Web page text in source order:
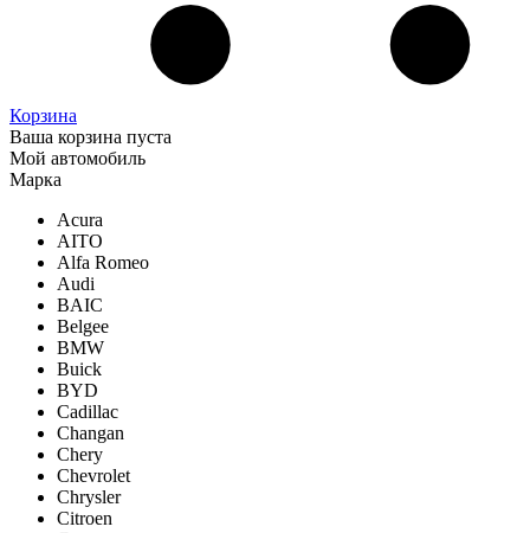
Корзина
Ваша корзина пуста
Мой автомобиль
Марка
Acura
AITO
Alfa Romeo
Audi
BAIC
Belgee
BMW
Buick
BYD
Cadillac
Changan
Chery
Chevrolet
Chrysler
Citroen